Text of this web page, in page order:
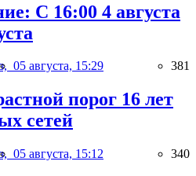
С 16:00 4 августа
05 августа, 15:29 381
порог 16 лет
сетей
05 августа, 15:12 340